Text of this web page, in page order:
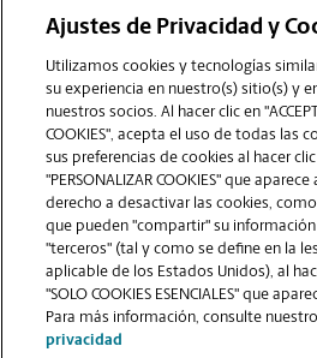
VER LA PÁGINA DE
Ajustes de Privacidad y
Utilizamos cookies y tecnologías
su experiencia en nuestro(s) sitio(s) y
nuestros socios. Al hacer clic en
COOKIES", acepta el uso de todas las
sus preferencias de cookies al hacer
"PERSONALIZAR COOKIES" que
derecho a desactivar las cookies,
que pueden "compartir" su
"terceros" (tal y como se define en la
aplicable de los Estados Unidos), al
"SOLO COOKIES ESENCIALES" que
Para más información, consulte nuestro
privacidad